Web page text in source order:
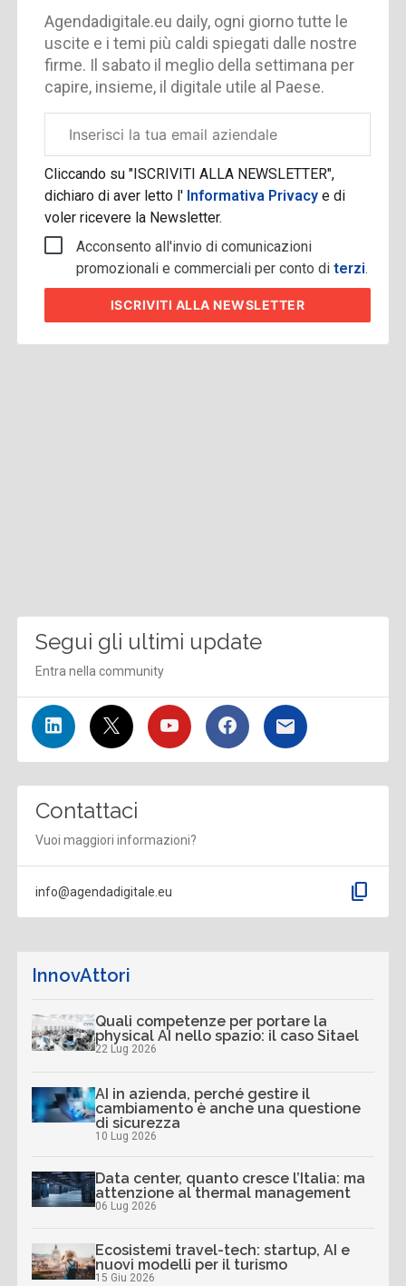
Agendadigitale.eu daily, ogni giorno tutte le
uscite e i temi più caldi spiegati dalle nostre
firme. Il sabato il meglio della settimana per
capire, insieme, il digitale utile al Paese.
aziendale
Cliccando su "ISCRIVITI ALLA NEWSLETTER",
dichiaro di aver letto l' Informativa Privacye di
voler ricevere la Newsletter.
Acconsento all'invio di comunicazioni
promozionali e commerciali per conto diterzi.
ISCRIVITI ALLA NEWSLETTER
Segui gli ultimi update
Entra nella community
Contattaci
Vuoi maggiori informazioni?
info@agendadigitale.eu content_copy
InnovAttori
Quali competenze per portare la
physical AI nello spazio: il caso Sitael
22 Lug 2026
AI in azienda, perché gestire il
cambiamento è anche una questione
di sicurezza
10 Lug 2026
Data center, quanto cresce l’Italia: ma
attenzione al thermal management
06 Lug 2026
Ecosistemi travel-tech: startup, AI e
nuovi modelli per il turismo
15 Giu 2026